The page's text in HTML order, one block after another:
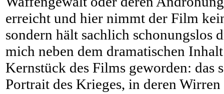
erreicht und hier nimmt der Film
sondern hält sachlich schonungslos
mich neben dem dramatischen
Kernstück des Films geworden: das
Portrait des Krieges, in deren